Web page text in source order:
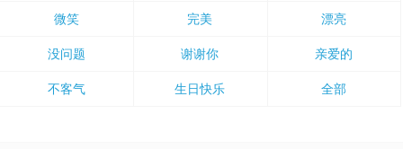
微笑 完美 漂亮
没问题 谢谢你 亲爱的
不客气 生日快乐 全部